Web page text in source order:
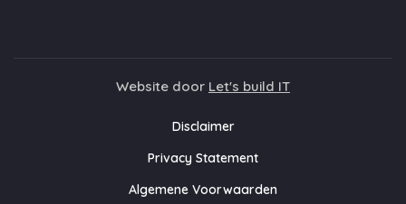
Website door Let's build IT
Disclaimer
Privacy Statement
Algemene Voorwaarden